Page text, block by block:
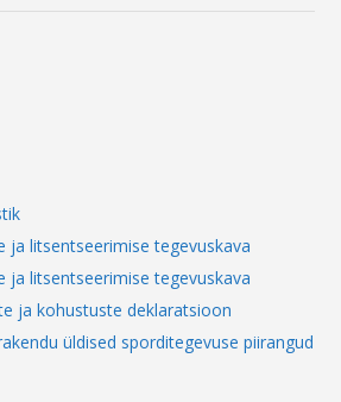
ja litsentseerimise tegevuskava
ja litsentseerimise tegevuskava
ja kohustuste deklaratsioon
üldised sporditegevuse piirangud